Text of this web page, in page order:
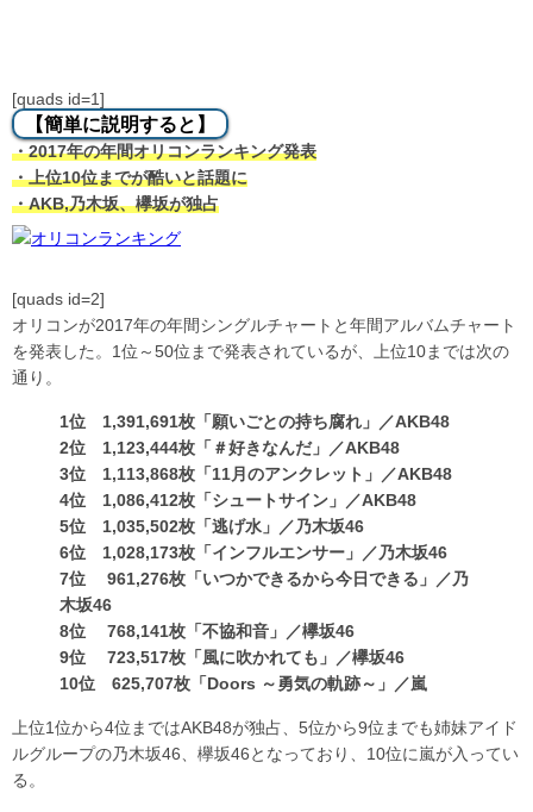
[quads id=1]
【簡単に説明すると】
・2017年の年間オリコンランキング発表
・上位10位までが酷いと話題に
・AKB,乃木坂、欅坂が独占
[quads id=2]
オリコンが2017年の年間シングルチャートと年間アルバムチャート
を発表した。1位～50位まで発表されているが、上位10までは次の
通り。
1位 1,391,691枚「願いごとの持ち腐れ」／AKB48
2位 1,123,444枚「＃好きなんだ」／AKB48
3位 1,113,868枚「11月のアンクレット」／AKB48
4位 1,086,412枚「シュートサイン」／AKB48
5位 1,035,502枚「逃げ水」／乃木坂46
6位 1,028,173枚「インフルエンサー」／乃木坂46
7位 961,276枚「いつかできるから今日できる」／乃
木坂46
8位 768,141枚「不協和音」／欅坂46
9位 723,517枚「風に吹かれても」／欅坂46
10位 625,707枚「Doors ～勇気の軌跡～」／嵐
上位1位から4位まではAKB48が独占、5位から9位までも姉妹アイド
ルグループの乃木坂46、欅坂46となっており、10位に嵐が入ってい
る。